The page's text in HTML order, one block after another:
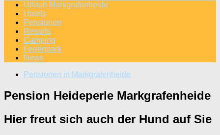
Urlaub Markgrafenheide
Hotels
Pensionen
Resorts
Camping
Ferienpark
News
Pensionen in Markgrafenheide
Pension Heideperle Markgrafenheide
Hier freut sich auch der Hund auf Sie